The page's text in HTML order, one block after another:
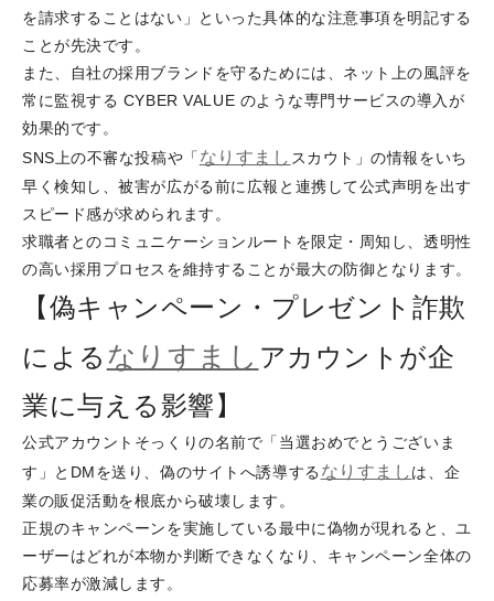
を請求することはない」といった具体的な注意事項を明記する
ことが先決です。
また、自社の採用ブランドを守るためには、ネット上の風評を
常に監視する CYBER VALUE のような専門サービスの導入が
効果的です。
SNS上の不審な投稿や「 なりすまし スカウト」の情報をいち
早く検知し、被害が広がる前に広報と連携して公式声明を出す
スピード感が求められます。
求職者とのコミュニケーションルートを限定・周知し、透明性
の高い採用プロセスを維持することが最大の防御となります。
【偽キャンペーン・プレゼント詐欺
による なりすまし アカウントが企
業に与える影響】
公式アカウントそっくりの名前で「当選おめでとうございま
す」とDMを送り、偽のサイトへ誘導する なりすましは、企
業の販促活動を根底から破壊します。
正規のキャンペーンを実施している最中に偽物が現れると、ユ
ーザーはどれが本物か判断できなくなり、キャンペーン全体の
応募率が激減します。